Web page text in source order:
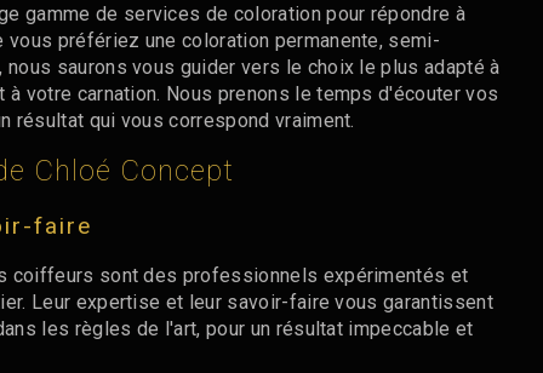
gamme de services de coloration pour répondre à
vous préfériez une coloration permanente, semi-
nous saurons vous guider vers le choix le plus adapté à
à votre carnation. Nous prenons le temps d'écouter vos
résultat qui vous correspond vraiment.
Chloé Concept
faire
coiffeurs sont des professionnels expérimentés et
Leur expertise et leur savoir-faire vous garantissent
les règles de l'art, pour un résultat impeccable et